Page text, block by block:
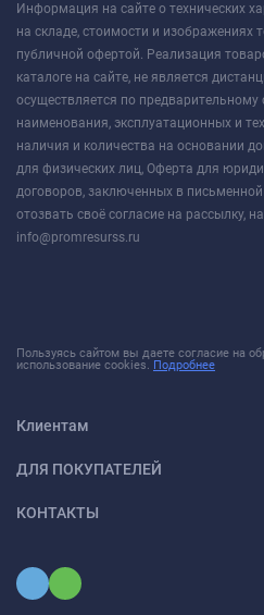
Информация на сайте о технических
на складе, стоимости и изображениях
публичной офертой. Реализация
каталоге на сайте, не является
осуществляется по предварительному
наименования, эксплуатационных и
наличия и количества на основании
для физических лиц, Оферта для
договоров, заключенных в
отозвать своё согласие на рассылку,
info@promresurss.ru
Пользуясь сайтом вы даете согласие на
использование cookies. Подробнее
Клиентам
ДЛЯ ПОКУПАТЕЛЕЙ
КОНТАКТЫ